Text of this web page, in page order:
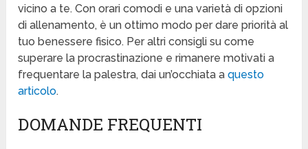
vicino a te. Con orari comodi e una varietà di opzioni
di allenamento, è un ottimo modo per dare priorità al
tuo benessere fisico. Per altri consigli su come
superare la procrastinazione e rimanere motivati a
frequentare la palestra, dai un’occhiata aquesto
articolo.
DOMANDE FREQUENTI